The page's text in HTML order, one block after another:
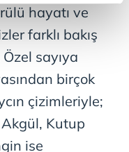
noktasında tek gelir
isteriz.
izin vermedikleri
için İnternet
ait çerezler
hayatı ve
farklı bakış
sayıya
birçok
çizimleriyle;
Kutup
ise